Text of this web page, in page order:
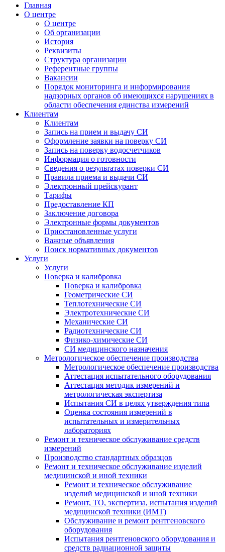
Главная
О центре
О центре
Об организации
История
Реквизиты
Структура организации
Референтные группы
Вакансии
Порядок мониторинга и информирования
надзорных органов об имеющихся нарушениях в
области обеспечения единства измерений
Клиентам
Клиентам
Запись на прием и выдачу СИ
Оформление заявки на поверку СИ
Запись на поверку водосчетчиков
Информация о готовности
Сведения о результатах поверки СИ
Правила приема и выдачи СИ
Электронный прейскурант
Тарифы
Предоставление КП
Заключение договора
Электронные формы документов
Приостановленные услуги
Важные объявления
Поиск нормативных документов
Услуги
Услуги
Поверка и калибровка
Поверка и калибровка
Геометрические СИ
Теплотехнические СИ
Электротехнические СИ
Механические СИ
Радиотехнические СИ
Физико-химические СИ
СИ медицинского назначения
Метрологическое обеспечение производства
Метрологическое обеспечение производства
Аттестация испытательного оборудования
Аттестация методик измерений и
метрологическая экспертиза
Испытания СИ в целях утверждения типа
Оценка состояния измерений в
испытательных и измерительных
лабораториях
Ремонт и техническое обслуживание средств
измерений
Производство стандартных образцов
Ремонт и техническое обслуживание изделий
медицинской и иной техники
Ремонт и техническое обслуживание
изделий медицинской и иной техники
Ремонт, ТО, экспертиза, испытания изделий
медицинской техники (ИМТ)
Обслуживание и ремонт рентгеновского
оборудования
Испытания рентгеновского оборудования и
средств радиационной защиты